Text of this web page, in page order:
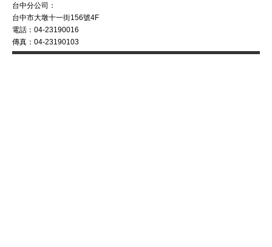
台中分公司：
台中市大墩十一街156號4F
電話：04-23190016
傳真：04-23190103